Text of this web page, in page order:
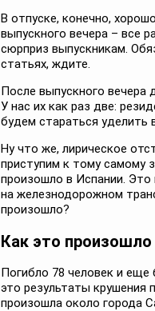
В отпуске, конечно,
выпускного вечера – все
сюрприз выпускникам.
статьях, ждите.
После выпускного
У нас их как раз две:
будем стараться уделить
Ну что же, лирическое
приступим к тому самому
произошло в Испании. Это
на железнодорожном
произошло?
Как это произошло
Погибло 78 человек и еще
это результаты крушения
произошла около города